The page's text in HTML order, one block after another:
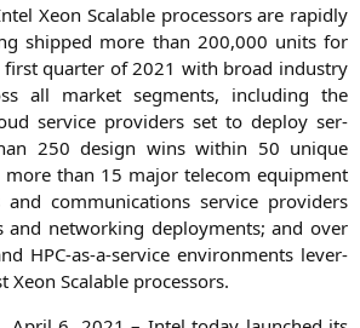
Xeon Sca­lable pro­ces­sors are rapidly
ship­ped more than 200,000 units for
first quar­ter of 2021 with broad indus­try
all mar­ket seg­ments, inclu­ding the
ser­vice pro­vi­ders set to deploy ser­
250 design wins within 50 uni­que
more than 15 major tele­com equip­ment
and com­mu­ni­ca­ti­ons ser­vice pro­vi­ders
and net­wor­king deploy­ments; and over
HPC-as-a-ser­vice envi­ron­ments lever­
Xeon Sca­lable processors.